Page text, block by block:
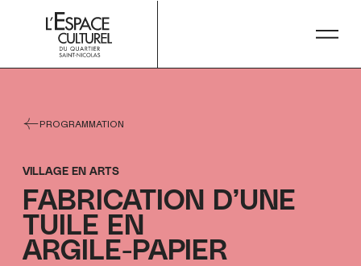
string(5) "16H00"
PROGRAMMATION
VILLAGE EN ARTS
FABRICATION D’UNE
TUILE EN
ARGILE-PAPIER
FABRICATION D’UNE
TUILE EN
ARGILE-PAPIER